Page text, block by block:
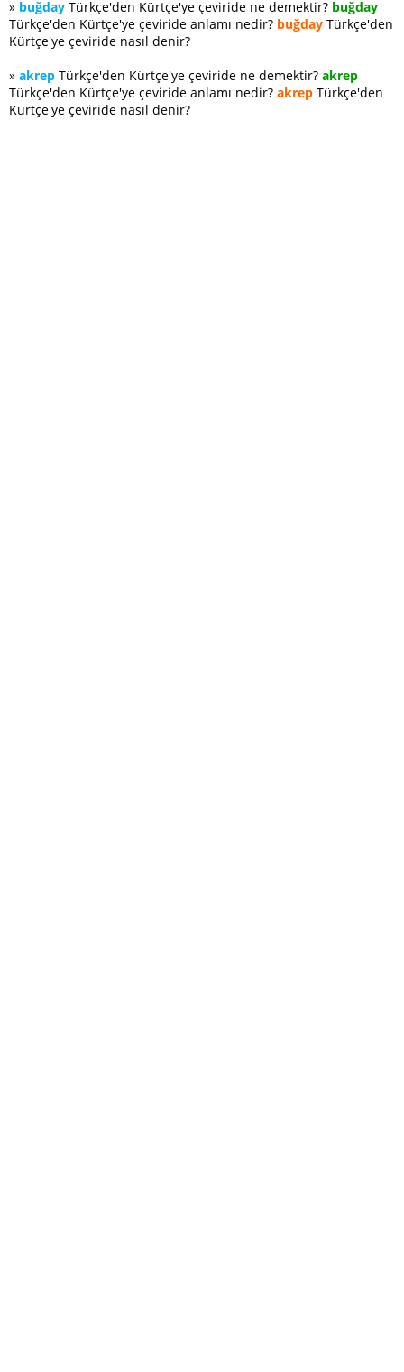
» buğday Türkçe'den Kürtçe'ye çeviride ne demektir? buğday
Türkçe'den Kürtçe'ye çeviride anlamı nedir? buğday Türkçe'den
Kürtçe'ye çeviride nasıl denir?
» akrep Türkçe'den Kürtçe'ye çeviride ne demektir? akrep
Türkçe'den Kürtçe'ye çeviride anlamı nedir? akrep Türkçe'den
Kürtçe'ye çeviride nasıl denir?